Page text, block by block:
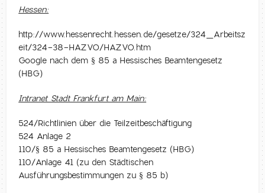
Hessen:
http://www.hessenrecht.hessen.de/gesetze/324_Arbeitsz
eit/324-38-HAZVO/HAZVO.htm
Google nach dem § 85 a Hessisches Beamtengesetz
(HBG)
Intranet Stadt Frankfurt am Main:
524/Richtlinien über die Teilzeitbeschäftigung
524 Anlage 2
110/§ 85 a Hessisches Beamtengesetz (HBG)
110/Anlage 41 (zu den Städtischen
Ausführungsbestimmungen zu § 85 b)